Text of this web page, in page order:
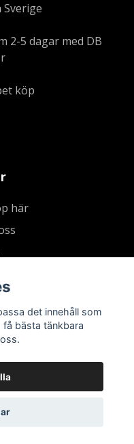
2-5 dagar med DB
köp
här
det innehåll som
bästa tänkbara